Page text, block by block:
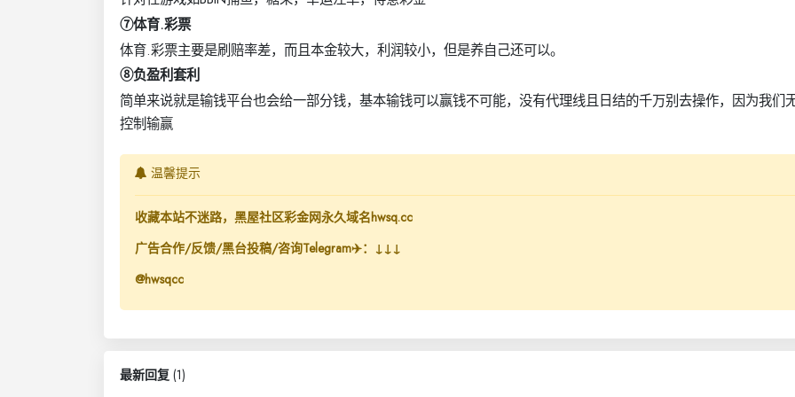
⑦体育.彩票
体育.彩票主要是刷赔率差，而且本金较大，利润较小，但是养自己还可以。
⑧负盈利套利
简单来说就是输钱平台也会给一部分钱，基本输钱可以赢钱不可能，没有代理线且日结的千万别去操作，因为我们
控制输赢
温馨提示
收藏本站不迷路，黑屋社区彩金网永久域名hwsq.cc
广告合作/反馈/黑台投稿/咨询Telegram✈️：↓↓↓
@hwsqcc
最新回复(1)